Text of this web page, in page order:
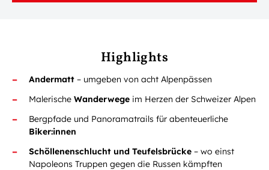
Highlights
Andermatt – umgeben von acht Alpenpässen
Malerische Wanderwege im Herzen der Schweizer Alpen
Bergpfade und Panoramatrails für abenteuerliche
Biker:innen
Schöllenenschlucht und Teufelsbrücke – wo einst
Napoleons Truppen gegen die Russen kämpften